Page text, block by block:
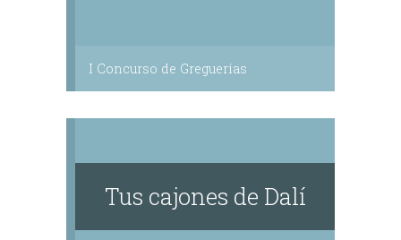
I Concurso de Greguerías
Tus cajones de Dalí